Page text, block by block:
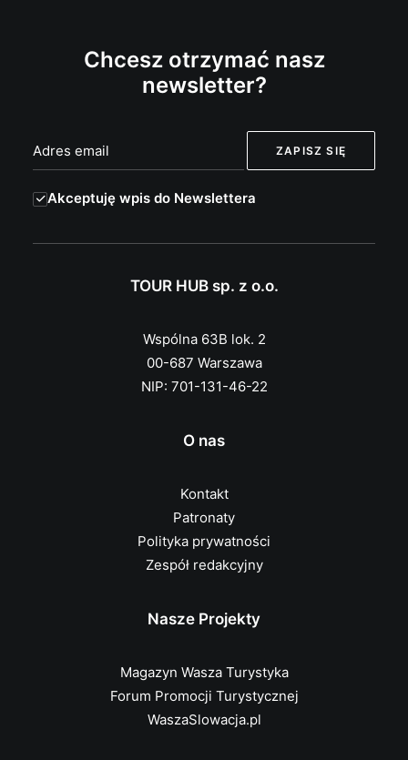
Chcesz otrzymać nasz
newsletter?
Akceptuję wpis do Newslettera
TOUR HUB sp. z o.o.
Wspólna 63B lok. 2
00-687 Warszawa
NIP: 701-131-46-22
O nas
Kontakt
Patronaty
Polityka prywatności
Zespół redakcyjny
Nasze Projekty
Magazyn Wasza Turystyka
Forum Promocji Turystycznej
WaszaSlowacja.pl